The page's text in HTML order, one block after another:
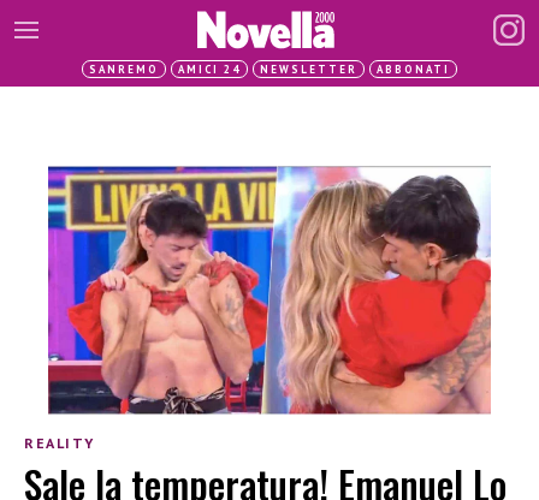
SANREMO AMICI 24 NEWSLETTER ABBONATI
REALITY
Sale la temperatura! Emanuel Lo